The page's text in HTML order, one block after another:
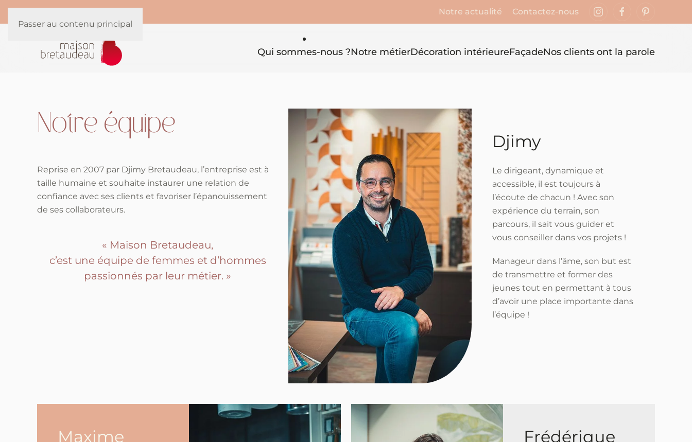
Passer au contenu principal
Notre actualité Contactez-nous
Qui sommes-nous ?Notre métierDécoration intérieureFaçadeNos clients ont la parole
Notre équipe
Reprise en 2007 par Djimy Bretaudeau, l’entreprise est à
taille humaine et souhaite instaurer une relation de
confiance avec ses clients et favoriser l’épanouissement
de ses collaborateurs.
« Maison Bretaudeau,
c’est une équipe de femmes et d’hommes
passionnés par leur métier. »
Djimy
Le dirigeant, dynamique et
accessible, il est toujours à
l’écoute de chacun ! Avec son
expérience du terrain, son
parcours, il sait vous guider et
vous conseiller dans vos projets !
Manageur dans l’âme, son but est
de transmettre et former des
jeunes tout en permettant à tous
d’avoir une place importante dans
l’équipe !
Maxime Frédérique
Panneau de gestion des cookies